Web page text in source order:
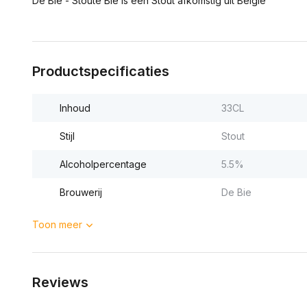
Productspecificaties
Inhoud 33CL
Stijl Stout
Alcoholpercentage 5.5%
Brouwerij De Bie
Toon meer
Reviews